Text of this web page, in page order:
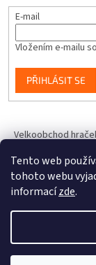
Tento web
tohoto webu
informacízde.
E-mail
Vložením e-mailu
PŘIHLÁSIT SE
Velkoobchod
Copyright 2026